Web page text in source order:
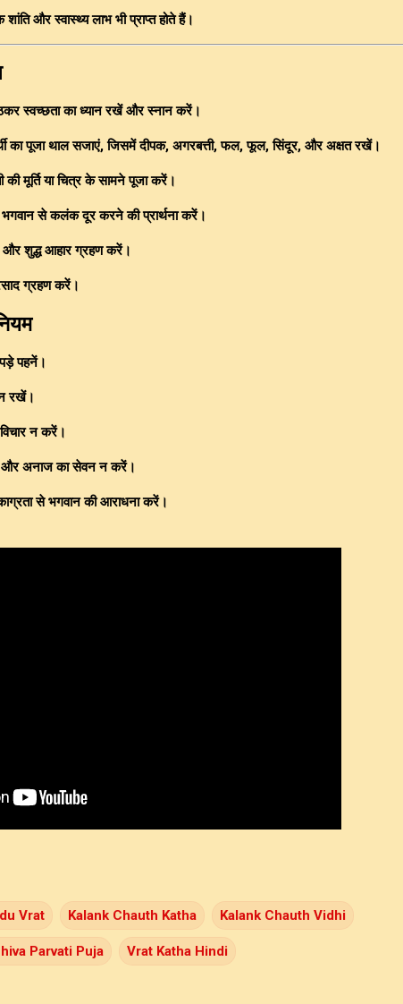
और स्वास्थ्य लाभ भी प्राप्त होते हैं।
स्वच्छता का ध्यान रखें और स्नान करें।
का पूजा थाल सजाएं, जिसमें दीपक, अगरबत्ती, फल, फूल, सिंदूर, और अक्षत रखें।
की मूर्ति या चित्र के सामने पूजा करें।
से कलंक दूर करने की प्रार्थना करें।
और शुद्ध आहार ग्रहण करें।
ग्रहण करें।
पहनें।
न रखें।
न करें।
और अनाज का सेवन न करें।
से भगवान की आराधना करें।
Vrat Kalank Chauth Katha Kalank Chauth Vidhi
Parvati Puja Vrat Katha Hindi